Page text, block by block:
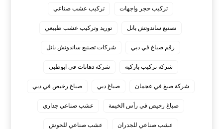
تركيب حجر واجهات تركيب عشب صناعي
تصنيع ساندوتش بانل توريد وتركيب عشب طبيعي
رقم صباغ في دبي شركات تصنيع ساندوتش بانل
شركة تركيب باركيه شركة دهانات في ابوظبي
شركة صبغ في عجمان صباغ دبي صباغ رخيص في دبي
صباغ رخيص في رأس الخيمة عشب صناعي جداري
عشب صناعي للجدران عشب صناعي للحوش